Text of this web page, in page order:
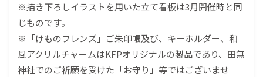
※描き下ろしイラストを用いた立て看板は3月開催時と同
じものです。
※「けものフレンズ」ご朱印帳及び、キーホルダー、和
風アクリルチャームはKFPオリジナルの製品であり、田無
神社でのご祈願を受けた「お守り」等ではございませ